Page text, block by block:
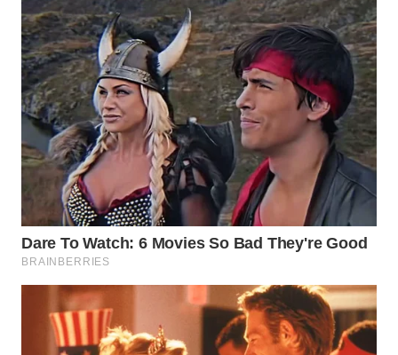
WN
MAJALENGKA
WN
SUBANG
WN
SUKABUMI
WN
PURWAKARTA
WN
PRIANGAN
TIMUR